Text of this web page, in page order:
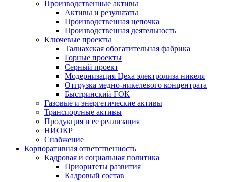
Производственные активы
Активы и результаты
Производственная цепочка
Производственная деятельность
Ключевые проекты
Талнахская обогатительная фабрика
Горные проекты
Серный проект
Модернизация Цеха электролиза никеля
Отгрузка медно-никелевого концентрата
Быстринский ГОК
Газовые и энергетические активы
Транспортные активы
Продукция и ее реализация
НИОКР
Снабжение
Корпоративная ответственность
Кадровая и социальная политика
Приоритеты развития
Кадровый состав